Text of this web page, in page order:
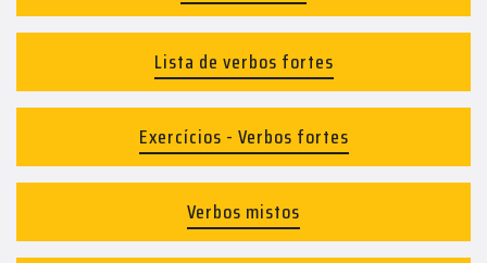
Lista de verbos fortes
Exercícios - Verbos fortes
Verbos mistos